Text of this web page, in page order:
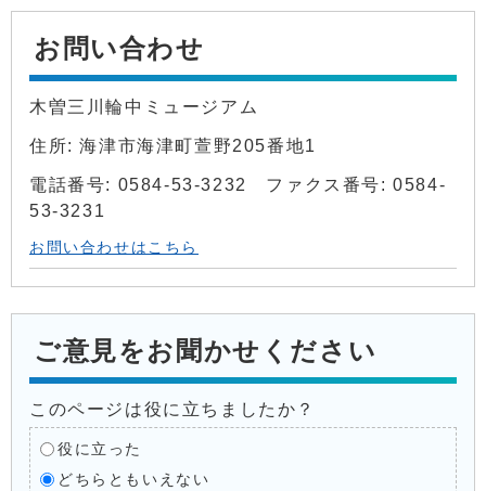
お問い合わせ
木曽三川輪中ミュージアム
住所: 海津市海津町萱野205番地1
電話番号: 0584-53-3232 ファクス番号: 0584-
53-3231
お問い合わせはこちら
ご意見をお聞かせください
このページは役に立ちましたか？
役に立った
どちらともいえない